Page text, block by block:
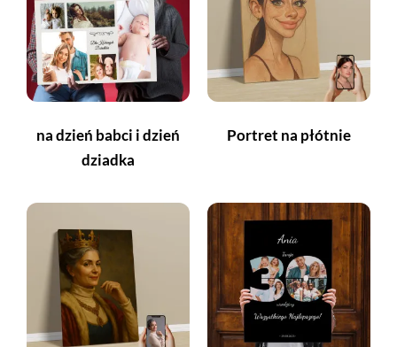
na dzień babci i dzień
dziadka
Portret na płótnie